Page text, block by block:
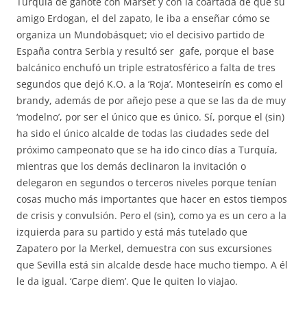
amigo Erdogan, el del zapato, le iba a enseñar cómo se
organiza un Mundobásquet; vio el decisivo partido de
España contra Serbia y resultó ser gafe, porque el base
balcánico enchufó un triple estratosférico a falta de tres
segundos que dejó K.O. a la ‘Roja’. Monteseirín es como el
brandy, además de por añejo pese a que se las da de muy
‘modelno’, por ser el único que es único. Sí, porque el (sin)
ha sido el único alcalde de todas las ciudades sede del
próximo campeonato que se ha ido cinco días a Turquía,
mientras que los demás declinaron la invitación o
delegaron en segundos o terceros niveles porque tenían
cosas mucho más importantes que hacer en estos tiempos
de crisis y convulsión. Pero el (sin), como ya es un cero a la
izquierda para su partido y está más tutelado que
Zapatero por la Merkel, demuestra con sus excursiones
que Sevilla está sin alcalde desde hace mucho tiempo. A él
le da igual. ‘Carpe diem’. Que le quiten lo viajao.